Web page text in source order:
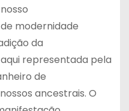
modernidade
da
representada pela
de
ancestrais. O